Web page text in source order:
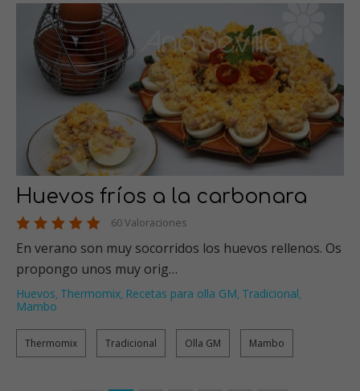
Huevos fríos a la carbonara
60 Valoraciones
En verano son muy socorridos los huevos rellenos. Os
propongo unos muy orig…
Huevos, Thermomix, Recetas para olla GM, Tradicional,
Mambo
Thermomix Tradicional Olla GM Mambo